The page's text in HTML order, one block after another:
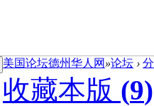
美国论坛德州华人网 »论坛 ›
收藏本版 (9)